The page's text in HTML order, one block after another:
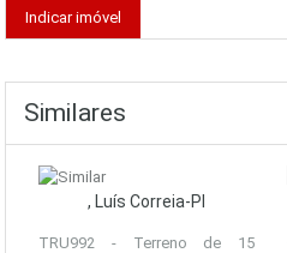
Similares
, Luís Correia-PI
TRU992 - Terreno de 15